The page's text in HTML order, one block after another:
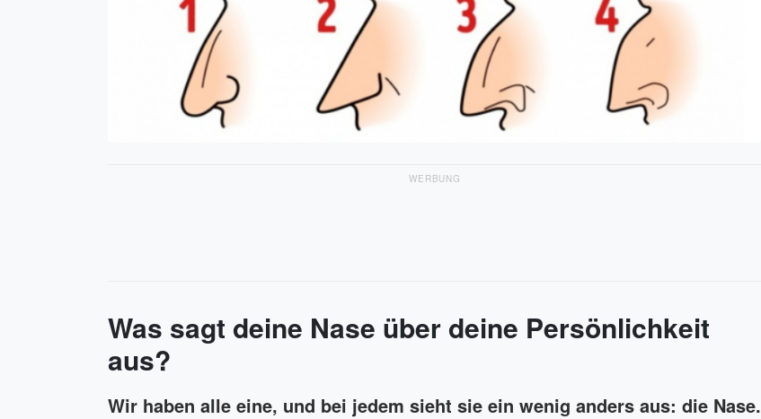
WERBUNG
Was sagt deine Nase über deine Persönlichkeit
aus?
Wir haben alle eine, und bei jedem sieht sie ein wenig anders aus: die Nase.